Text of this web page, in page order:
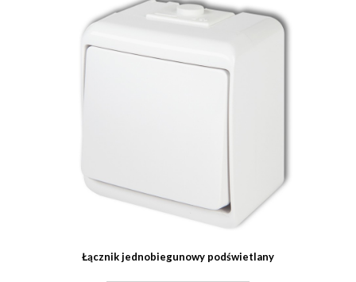
Łącznik jednobiegunowy podświetlany